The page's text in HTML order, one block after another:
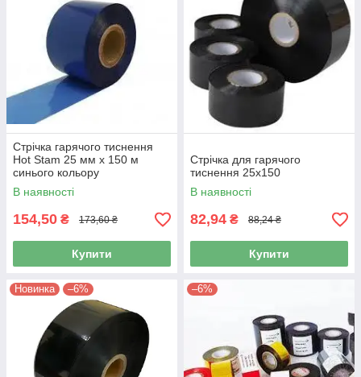
Стрічка гарячого тиснення
Hot Stam 25 мм x 150 м
синього кольору
В наявності
154,50 ₴ 173,60 ₴
Купити
Стрічка для гарячого
тиснення 25х150
В наявності
82,94 ₴ 88,24 ₴
Купити
Новинка –6% –6%